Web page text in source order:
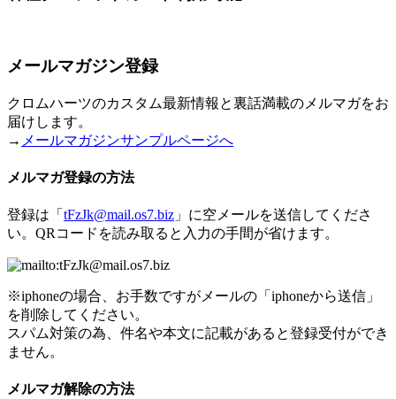
メールマガジン登録
クロムハーツのカスタム最新情報と裏話満載のメルマガをお
届けします。
→ メールマガジンサンプルページへ
メルマガ登録の方法
登録は「 tFzJk@mail.os7.biz 」に空メールを送信してくださ
い。QRコードを読み取ると入力の手間が省けます。
※iphoneの場合、お手数ですがメールの「iphoneから送信」
を削除してください。
スパム対策の為、件名や本文に記載があると登録受付ができ
ません。
メルマガ解除の方法